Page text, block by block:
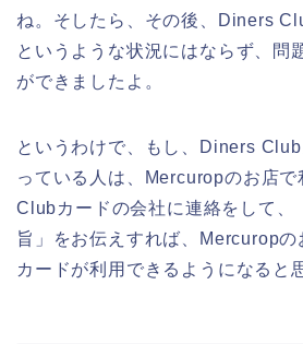
ね。そしたら、その後、Diners
というような状況にはならず、問
ができましたよ。
というわけで、もし、Diners
っている人は、Mercuropのお店
Clubカードの会社に連絡をして、
旨」をお伝えすれば、Mercurop
カードが利用できるようになると